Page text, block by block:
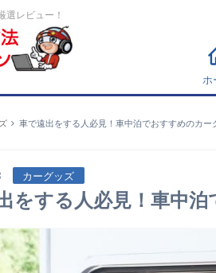
選レビュー！
ホ
車で遠出をする人必見！車中泊でおすすめのカー
カーグッズ
をする人必見！車中